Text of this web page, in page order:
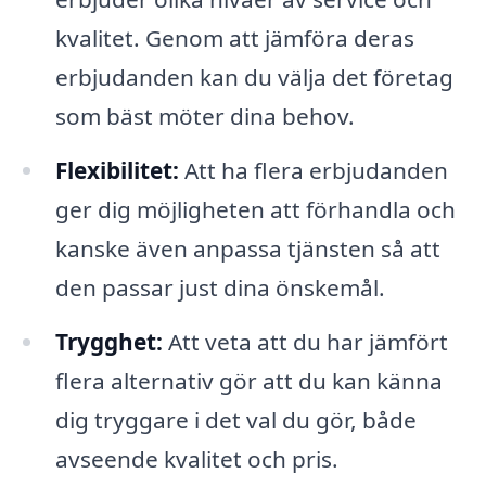
kvalitet. Genom att jämföra deras
erbjudanden kan du välja det företag
som bäst möter dina behov.
Flexibilitet: Att ha flera erbjudanden
ger dig möjligheten att förhandla och
kanske även anpassa tjänsten så att
den passar just dina önskemål.
Trygghet: Att veta att du har jämfört
flera alternativ gör att du kan känna
dig tryggare i det val du gör, både
avseende kvalitet och pris.